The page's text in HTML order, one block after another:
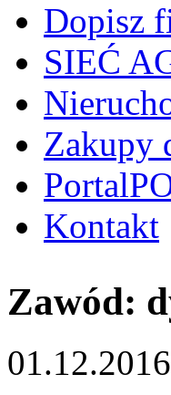
Dopisz
SIEĆ
Zakupy
Kontakt
Zawód: